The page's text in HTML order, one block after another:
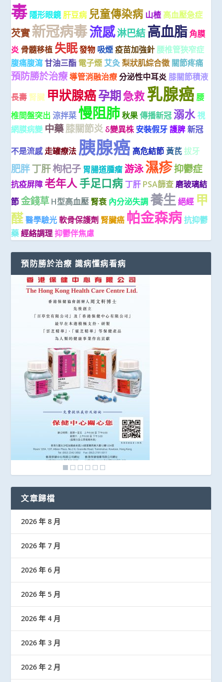
毒 隱形眼鏡肝豆病 兒童傳染病 山楂 高血壓急症
芡實新冠病毒流感淋巴結高血脂 角膜
炎 骨髓移植 失眠發物 吸煙 疫苗加強針 腰椎管狹窄症
腹痛腹瀉 甘油三酯 電子煙 艾灸 梨狀肌綜合徵 關節疼痛
預防勝於治療導管消融治療 分泌性中耳炎 膝關節積液
長壽 腎臟 甲狀腺癌孕期急救乳腺癌 腰
椎間盤突出 涼拌菜 慢阻肺秋果傳播新冠 溺水 視
網膜病變 中藥膝關節炎 δ變異株 安裝假牙 護脾 新冠
不是流感走罐療法 胰腺癌 高危結節 黃芪 拔牙
肥胖丁肝枸杞子 胃腸道腫瘤 游泳濕疹抑鬱症
抗疫屏障 老年人手足口病 丁肝 PSA篩查 磨玻璃結
節 金錢草 H型高血壓 腎衰 內分泌失調 養生 絕經 甲
醛 醫學驗光 軟骨保護劑 腎臟癌 帕金森病 抗抑鬱
藥 經絡調理抑鬱伴焦慮
預防勝於治療 識病懂病看病
文章歸檔
2026 年 8 月
2026 年 7 月
2026 年 6 月
2026 年 5 月
2026 年 4 月
2026 年 3 月
2026 年 2 月